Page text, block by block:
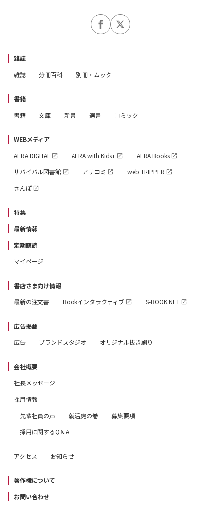
雑誌
雑誌
分冊百科 別冊・ムック
書籍
書籍
文庫 新書 選書 コミック
WEBメディア
AERA DIGITAL
AERA with Kids+
AERA Books
サバイバル図書館
アサコミ
web TRIPPER
さんぽ
特集
最新情報
定期購読
マイページ
書店さま向け情報
最新の注文書
Bookインタラクティブ S-BOOK.NET
広告掲載
広告
ブランドスタジオ オリジナル抜き刷り
会社概要
社長メッセージ
採用情報
先輩社員の声
就活虎の巻
募集要項
採用に関するQ＆A
アクセス お知らせ
著作権について
お問い合わせ